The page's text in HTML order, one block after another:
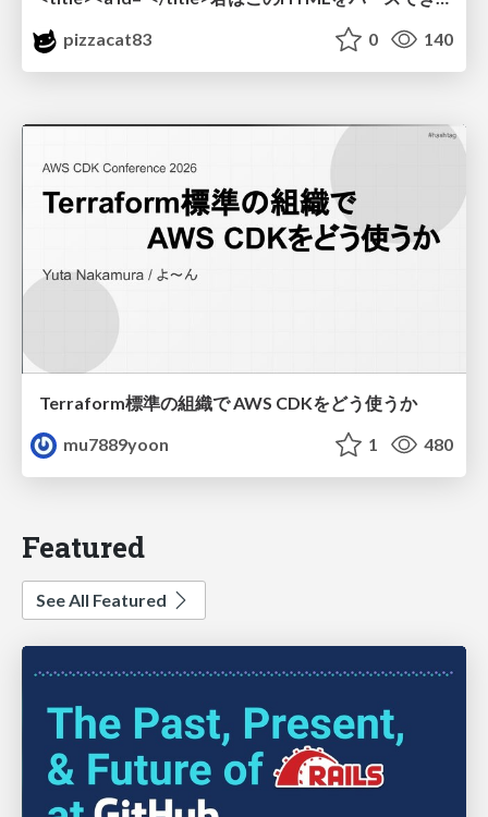
pizzacat83
0 140
Terraform標準の組織で AWS CDKをどう使うか
mu7889yoon
1 480
Featured
See All Featured